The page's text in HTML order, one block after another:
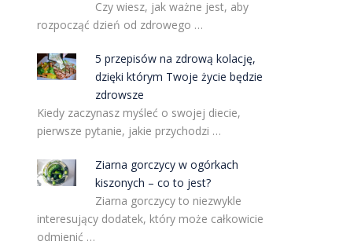
Czy wiesz, jak ważne jest, aby
rozpocząć dzień od zdrowego …
5 przepisów na zdrową kolację,
dzięki którym Twoje życie będzie
zdrowsze
Kiedy zaczynasz myśleć o swojej diecie,
pierwsze pytanie, jakie przychodzi …
Ziarna gorczycy w ogórkach
kiszonych – co to jest?
Ziarna gorczycy to niezwykle
interesujący dodatek, który może całkowicie
odmienić …